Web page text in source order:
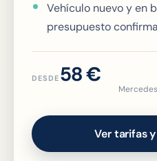
Vehículo nuevo y en
presupuesto
DESDE 58 €
Ver tarifas